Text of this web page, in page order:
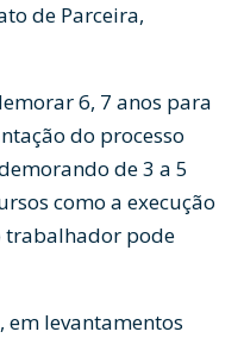
de Parceira,
6, 7 anos para
do processo
de 3 a 5
como a execução
trabalhador pode
levantamentos